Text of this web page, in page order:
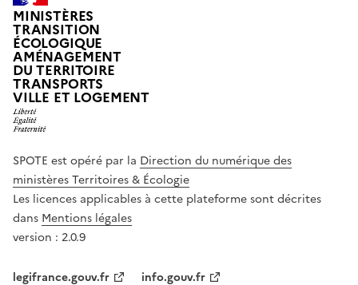
MINISTÈRES
TRANSITION
ÉCOLOGIQUE
AMÉNAGEMENT
DU TERRITOIRE
TRANSPORTS
VILLE ET LOGEMENT
SPOTE est opéré par la Direction du numérique des
ministères Territoires & Écologie
Les licences applicables à cette plateforme sont décrites
dans Mentions légales
version : 2.0.9
legifrance.gouv.fr info.gouv.fr